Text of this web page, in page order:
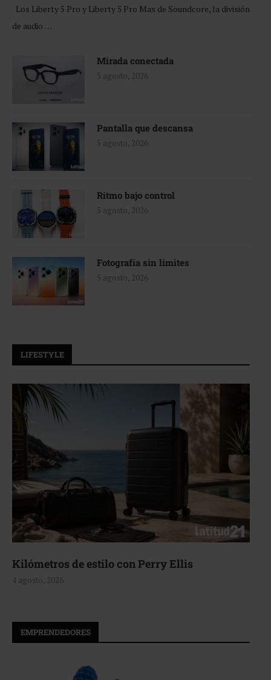
Los Liberty 5 Pro y Liberty 5 Pro Max de Soundcore, la división
de audio …
Mirada conectada
5 agosto, 2026
Pantalla que descansa
5 agosto, 2026
Ritmo bajo control
5 agosto, 2026
Fotografía sin límites
5 agosto, 2026
LIFESTYLE
Aerie, texturas que fluyen
4 agosto, 2026
EMPRENDEDORES